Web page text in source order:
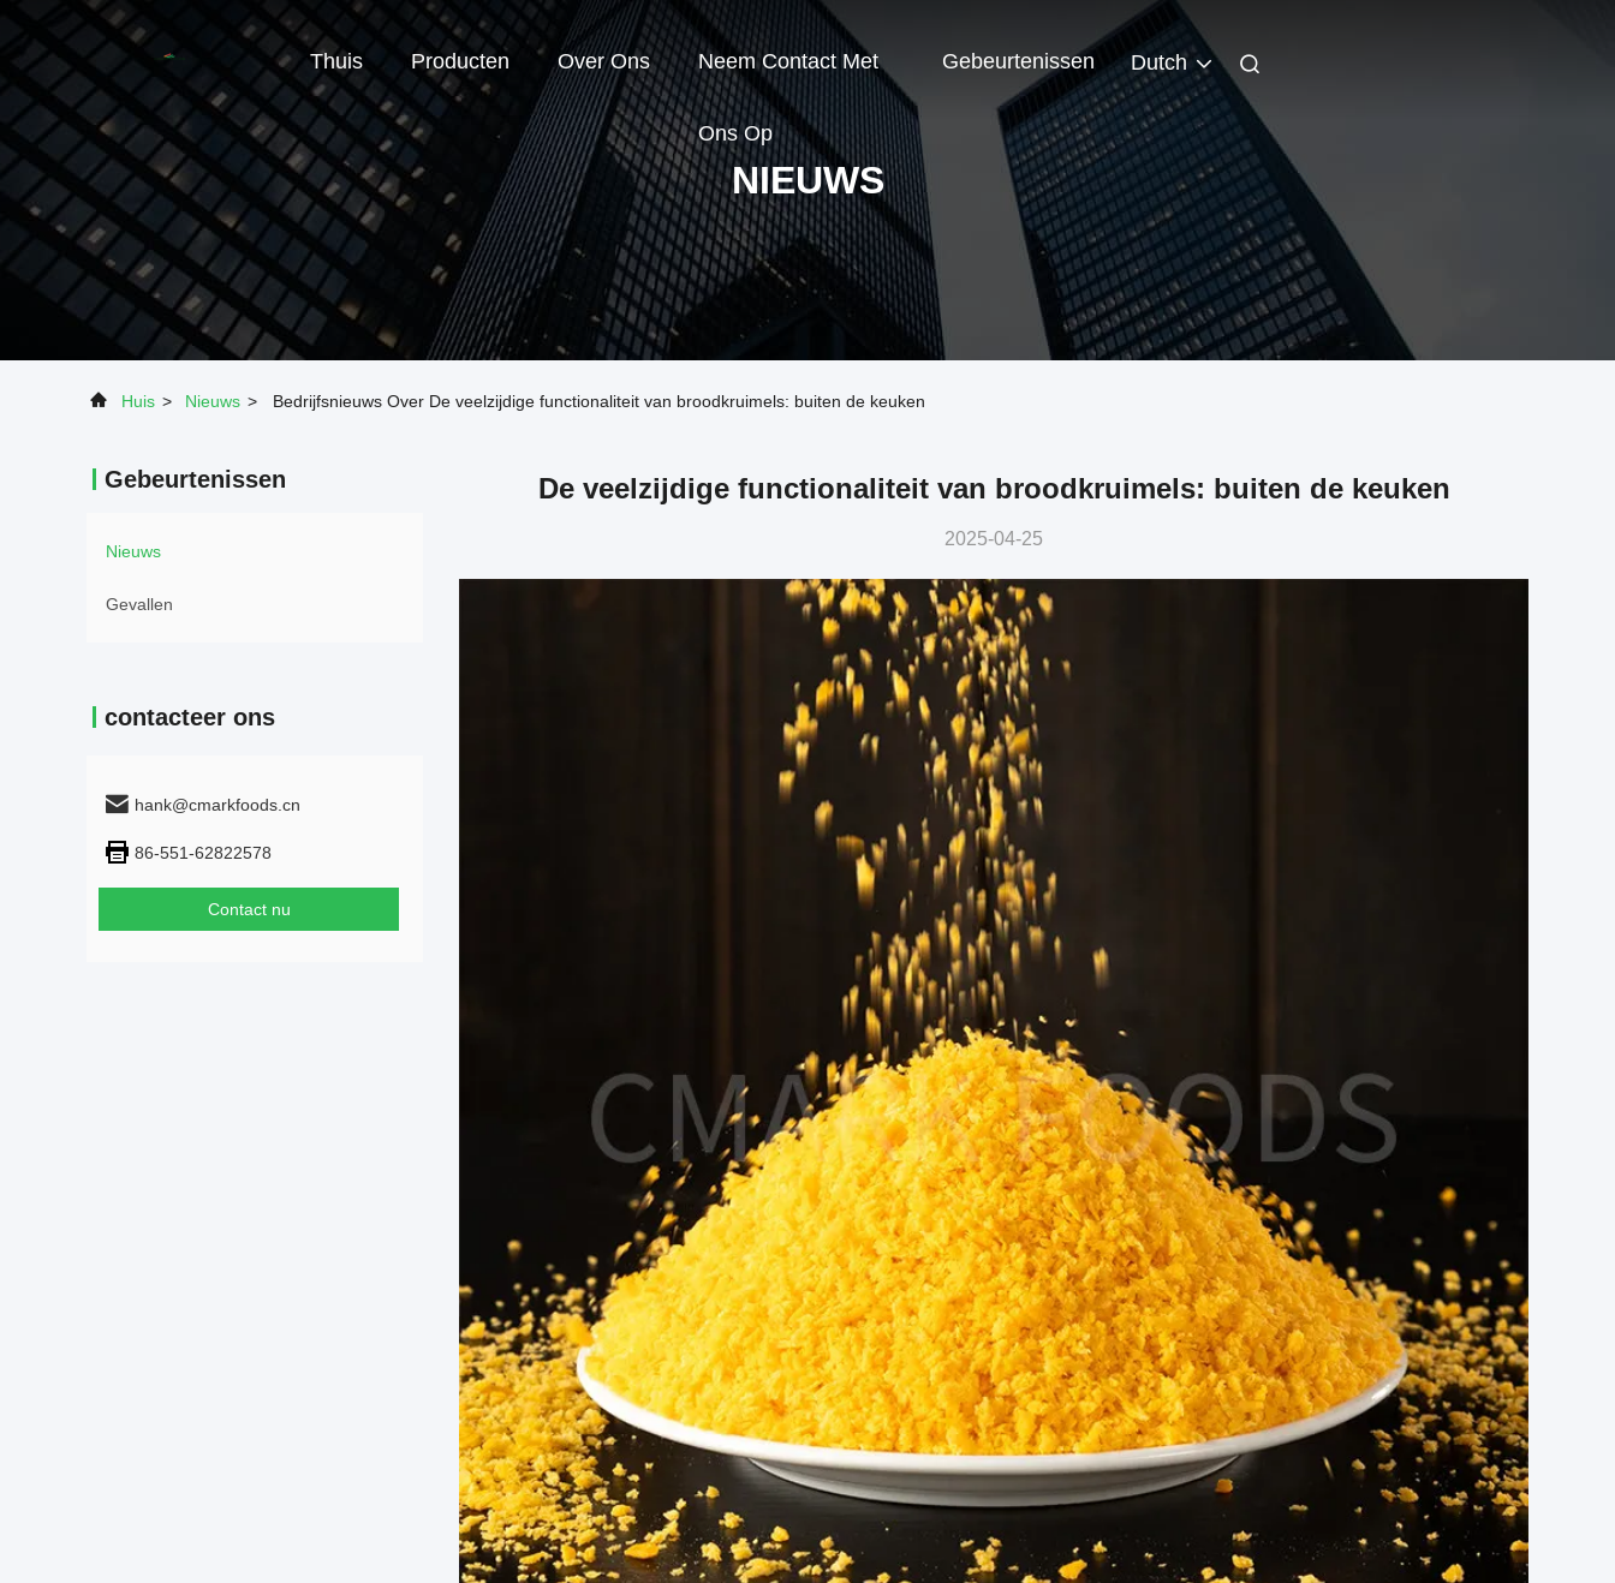
Thuis Producten Over Ons Neem Contact Met
Ons Op
Gebeurtenissen Dutch
NIEUWS
Huis > Nieuws > Bedrijfsnieuws Over De veelzijdige functionaliteit van broodkruimels: buiten de keuken
Gebeurtenissen
Nieuws
Gevallen
contacteer ons
hank@cmarkfoods.cn
86-551-62822578
Contact nu
De veelzijdige functionaliteit van broodkruimels: buiten de keuken
2025-04-25